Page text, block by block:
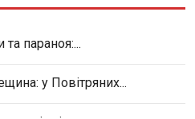
параноя:...
у Повітряних...